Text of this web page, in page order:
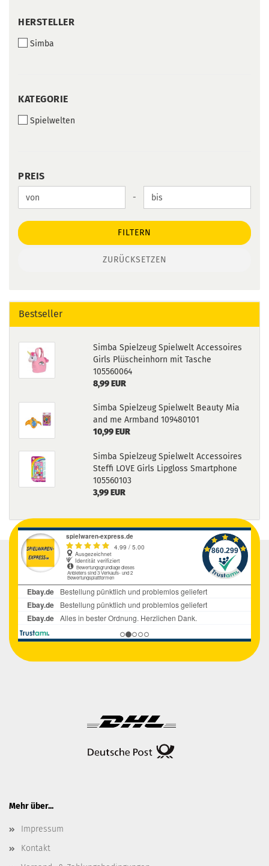
HERSTELLER
HERSTELLER
Simba
KATEGORIE
KATEGORIE
Spielwelten
PREIS
PREIS
Preis bis -
FILTERN
ZURÜCKSETZEN
Bestseller
Simba Spielzeug Spielwelt Accessoires
Girls Plüscheinhorn mit Tasche
105560064
8,99 EUR
Simba Spielzeug Spielwelt Beauty Mia
and me Armband 109480101
10,99 EUR
Simba Spielzeug Spielwelt Accessoires
Steffi LOVE Girls Lipgloss Smartphone
105560103
3,99 EUR
Mehr über...
Impressum
Kontakt